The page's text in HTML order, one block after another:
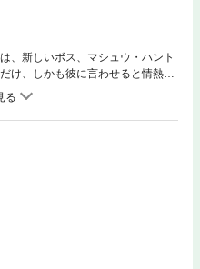
、新しいボス、マシュウ・ハント
け、しかも彼に言わせると情熱的
いお酒のせいかその間の記憶がな
人生を送ってきたのに、これから